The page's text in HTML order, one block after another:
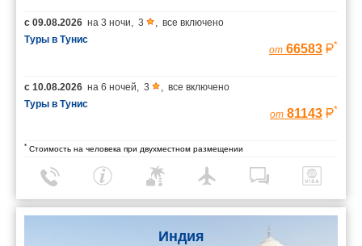
с 09.08.2026 на 3 ночи, 3 , все включено
Туры в Тунис
от 66583 *
с 10.08.2026 на 6 ночей, 3 , все включено
Туры в Тунис
от 81143 *
* Стоимость на человека при двухместном размещении
Индия